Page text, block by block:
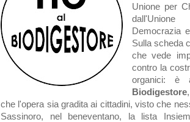
Unione per
Democrazia
Sulla scheda
che vede
contro la
organici: è
Biodigestore
che l'opera sia gradita ai cittadini, visto che
Sassinoro, nel beneventano, la lista